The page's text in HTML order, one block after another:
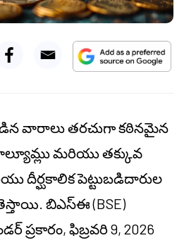
వారాలు తరచుగా కఠినమైన
మరియు తక్కువ
దీర్ఘకాలిక పెట్టుబడిదారుల
బిఎస్ఈ (BSE)
ప్రకారం, ఫిబ్రవరి 9, 2026